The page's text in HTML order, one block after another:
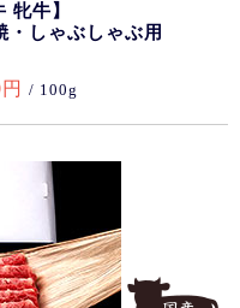
牝牛】
しゃぶしゃぶ用
/ 100g